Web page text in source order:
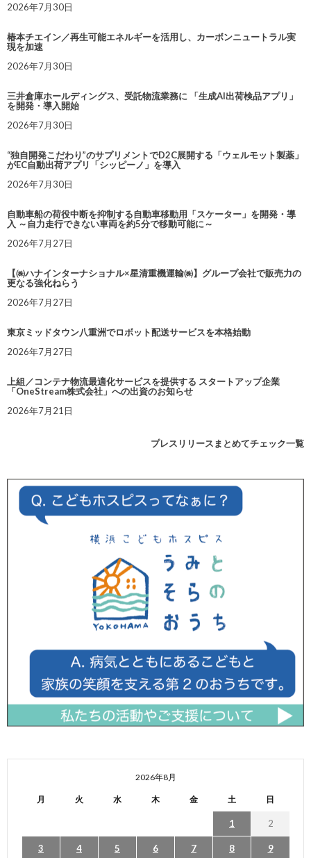
2026年7月30日
椿本チエイン／再生可能エネルギーを活用し、カーボンニュートラル実
現を加速
2026年7月30日
三井倉庫ホールディングス、受託物流業務に 「生成AI出荷検品アプリ」
を開発・導入開始
2026年7月30日
“独自開発こだわり”のサプリメントでD2C展開する「ウェルモット製薬」
がEC自動出荷アプリ「シッピーノ」を導入
2026年7月30日
自動車船の荷役中断を抑制する自動車移動用「スケーター」を開発・導
入 ～自力走行できない車両を約5分で移動可能に～
2026年7月27日
【㈱ハナインターナショナル×星清重機運輸㈱】グループ会社で販売力の
更なる強化ねらう
2026年7月27日
東京ミッドタウン八重洲でロボット配送サービスを本格始動
2026年7月27日
上組／コンテナ物流最適化サービスを提供する スタートアップ企業
「OneStream株式会社」への出資のお知らせ
2026年7月21日
プレスリリースまとめてチェック一覧
2026年8月
月 火 水 木 金 土 日
1 2
3 4 5 6 7 8 9